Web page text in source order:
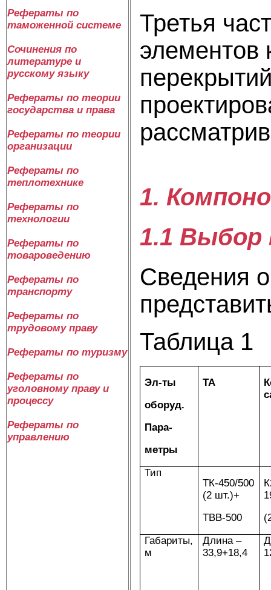
Рефераты по
таможенной системе
Сочинения по
литературе и
русскому языку
Рефераты по теории
государства и права
Рефераты по теории
организации
Рефераты по
теплотехнике
Рефераты по
технологии
Рефераты по
товароведению
Рефераты по
транспорту
Рефераты по
трудовому праву
Рефераты по туризму
Рефераты по
уголовному праву и
процессу
Рефераты по
управлению
Третья
элементов
1.
1.1 Выбор
Сведения
Таблица 1
Эл-ты
оборуд.
Пара-
метры
ТА
Тип
ТК-450/500
(2 шт.)+
ТВВ-500
Габариты,
м
Длина –
33,9+18,4